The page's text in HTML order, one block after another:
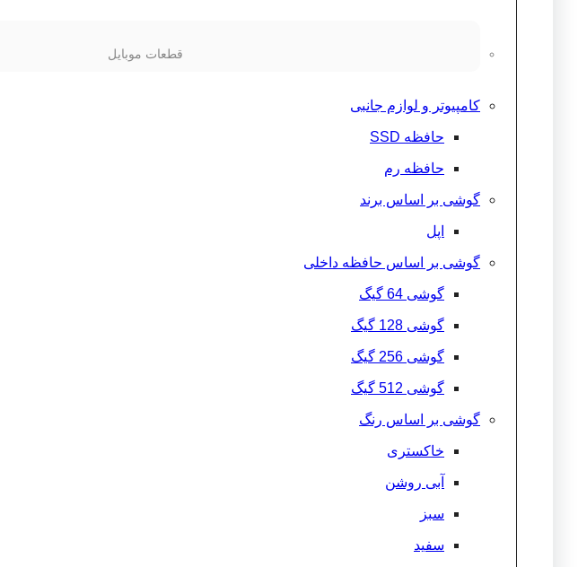
قطعات موبایل
کامپیوتر و لوازم جانبی
حافظه SSD
حافظه رم
گوشی بر اساس برند
اپل
گوشی بر اساس حافظه داخلی
گوشی 64 گیگ
گوشی 128 گیگ
گوشی 256 گیگ
گوشی 512 گیگ
گوشی بر اساس رنگ
خاکستری
آبی روشن
سبز
سفید